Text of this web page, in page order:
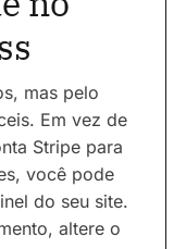
mas pelo
Em vez de
Stripe para
você pode
do seu site.
altere o